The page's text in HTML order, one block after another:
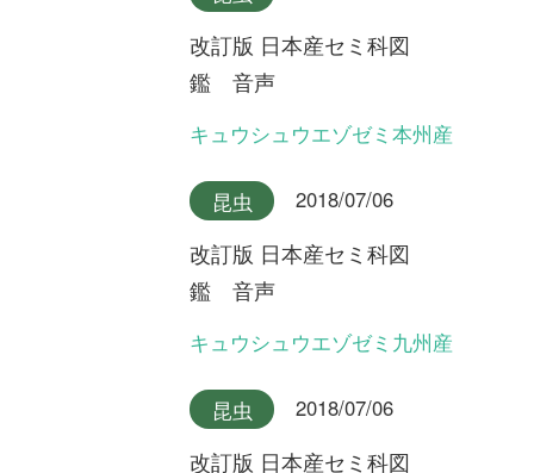
改訂版 日本産セミ科図
鑑 音声
改訂版 日本産セミ科図
鑑 音声
アカエゾゼミとキュウシュウ
改訂版 日本産セミ科図
鑑 音声